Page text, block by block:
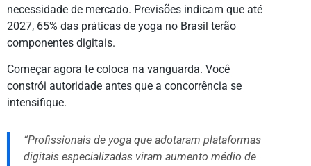
necessidade de mercado. Previsões indicam que até
2027, 65% das práticas de yoga no Brasil terão
componentes digitais.
Começar agora te coloca na vanguarda. Você
constrói autoridade antes que a concorrência se
intensifique.
“Profissionais de yoga que adotaram plataformas
digitais especializadas viram aumento médio de